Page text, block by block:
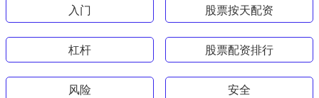
入门 股票按天配资
杠杆 股票配资排行
风险 安全